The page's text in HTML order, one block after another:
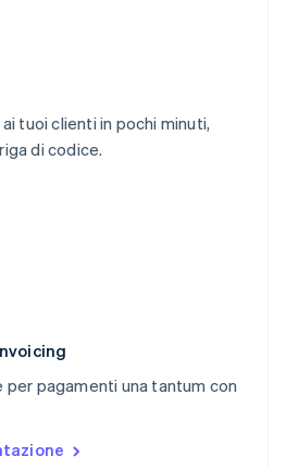
tuoi clienti in pochi minuti,
di codice.
pagamenti una tantum con